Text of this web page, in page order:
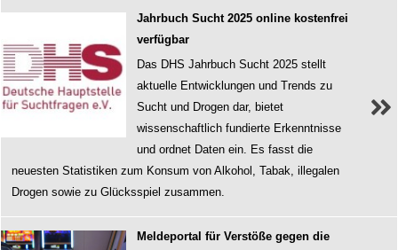
Jahrbuch Sucht 2025 online kostenfrei
verfügbar
Das DHS Jahrbuch Sucht 2025 stellt
aktuelle Entwicklungen und Trends zu
Sucht und Drogen dar, bietet
wissenschaftlich fundierte Erkenntnisse
und ordnet Daten ein. Es fasst die
neuesten Statistiken zum Konsum von Alkohol, Tabak, illegalen
Drogen sowie zu Glücksspiel zusammen.
Meldeportal für Verstöße gegen die